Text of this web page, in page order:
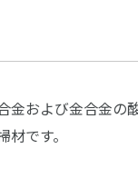
金および金合金の
です。